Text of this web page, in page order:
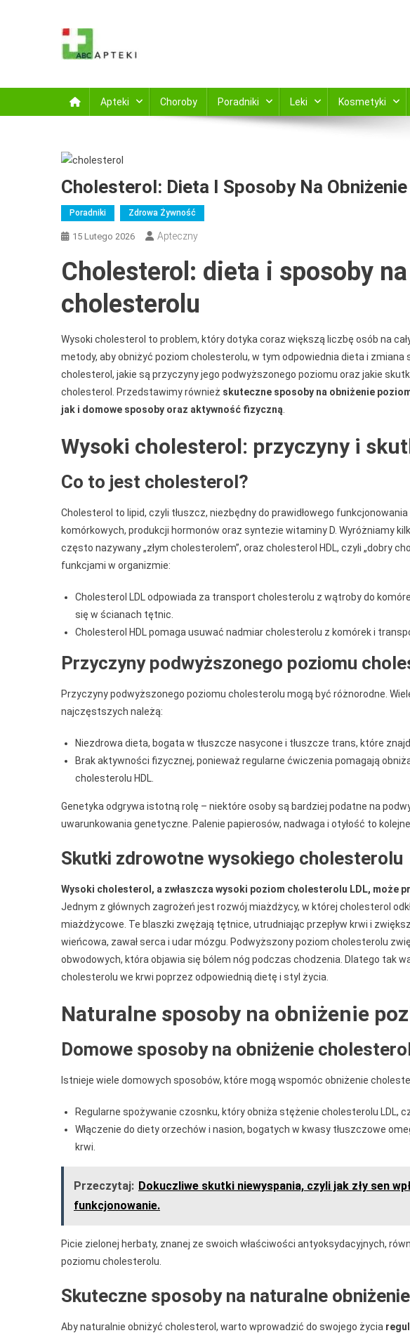
Apteki Choroby Poradniki Leki Kosmetyki
Cholesterol: Dieta I Sposoby Na
Poradniki Zdrowa Żywność
15 Lutego 2026 Apteczny
Cholesterol: dieta i sposoby
cholesterolu
Wysoki cholesterol to problem, który dotyka coraz większą liczbę osób na
metody, aby obniżyć poziom cholesterolu, w tym odpowiednia dieta i
cholesterol, jakie są przyczyny jego podwyższonego poziomu oraz jakie
cholesterol. Przedstawimy również skuteczne sposoby na obniżenie
jak i domowe sposoby oraz aktywność fizyczną
Wysoki cholesterol: przyczyny i
Co to jest cholesterol?
Cholesterol to lipid, czyli tłuszcz, niezbędny do prawidłowego
komórkowych, produkcji hormonów oraz syntezie witaminy D. Wyróżniamy
często nazywany „złym cholesterolem”, oraz cholesterol HDL, czyli „dobry
funkcjami w organizmie:
Cholesterol LDL odpowiada za transport cholesterolu z wątroby do
się w ścianach tętnic.
Cholesterol HDL pomaga usuwać nadmiar cholesterolu z komórek i
Przyczyny podwyższonego poziomu
Przyczyny podwyższonego poziomu cholesterolu mogą być różnorodne.
najczęstszych należą:
Niezdrowa dieta, bogata w tłuszcze nasycone i tłuszcze trans, które
Brak aktywności fizycznej, ponieważ regularne ćwiczenia pomagają
cholesterolu HDL.
Genetyka odgrywa istotną rolę – niektóre osoby są bardziej podatne na
uwarunkowania genetyczne. Palenie papierosów, nadwaga i otyłość to
Skutki zdrowotne wysokiego cholesterolu
Wysoki cholesterol, a zwłaszcza wysoki poziom cholesterolu LDL, może
Jednym z głównych zagrożeń jest rozwój miażdżycy, w której cholesterol
miażdżycowe. Te blaszki zwężają tętnice, utrudniając przepływ krwi i
wieńcowa, zawał serca i udar mózgu. Podwyższony poziom cholesterolu
obwodowych, która objawia się bólem nóg podczas chodzenia. Dlatego tak
cholesterolu we krwi poprzez odpowiednią dietę i styl życia.
Naturalne sposoby na obniżenie
Domowe sposoby na obniżenie
Istnieje wiele domowych sposobów, które mogą wspomóc obniżenie
Regularne spożywanie czosnku, który obniża stężenie cholesterolu LDL,
Włączenie do diety orzechów i nasion, bogatych w kwasy tłuszczowe
krwi.
Przeczytaj: Dokuczliwe skutki niewyspania, czyli jak zły sen
funkcjonowanie.
Picie zielonej herbaty, znanej ze swoich właściwości antyoksydacyjnych,
poziomu cholesterolu.
Skuteczne sposoby na naturalne
Aby naturalnie obniżyć cholesterol, warto wprowadzić do swojego życia